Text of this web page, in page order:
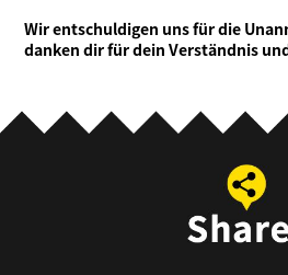
Wir entschuldigen uns für die
danken dir für dein Verständnis